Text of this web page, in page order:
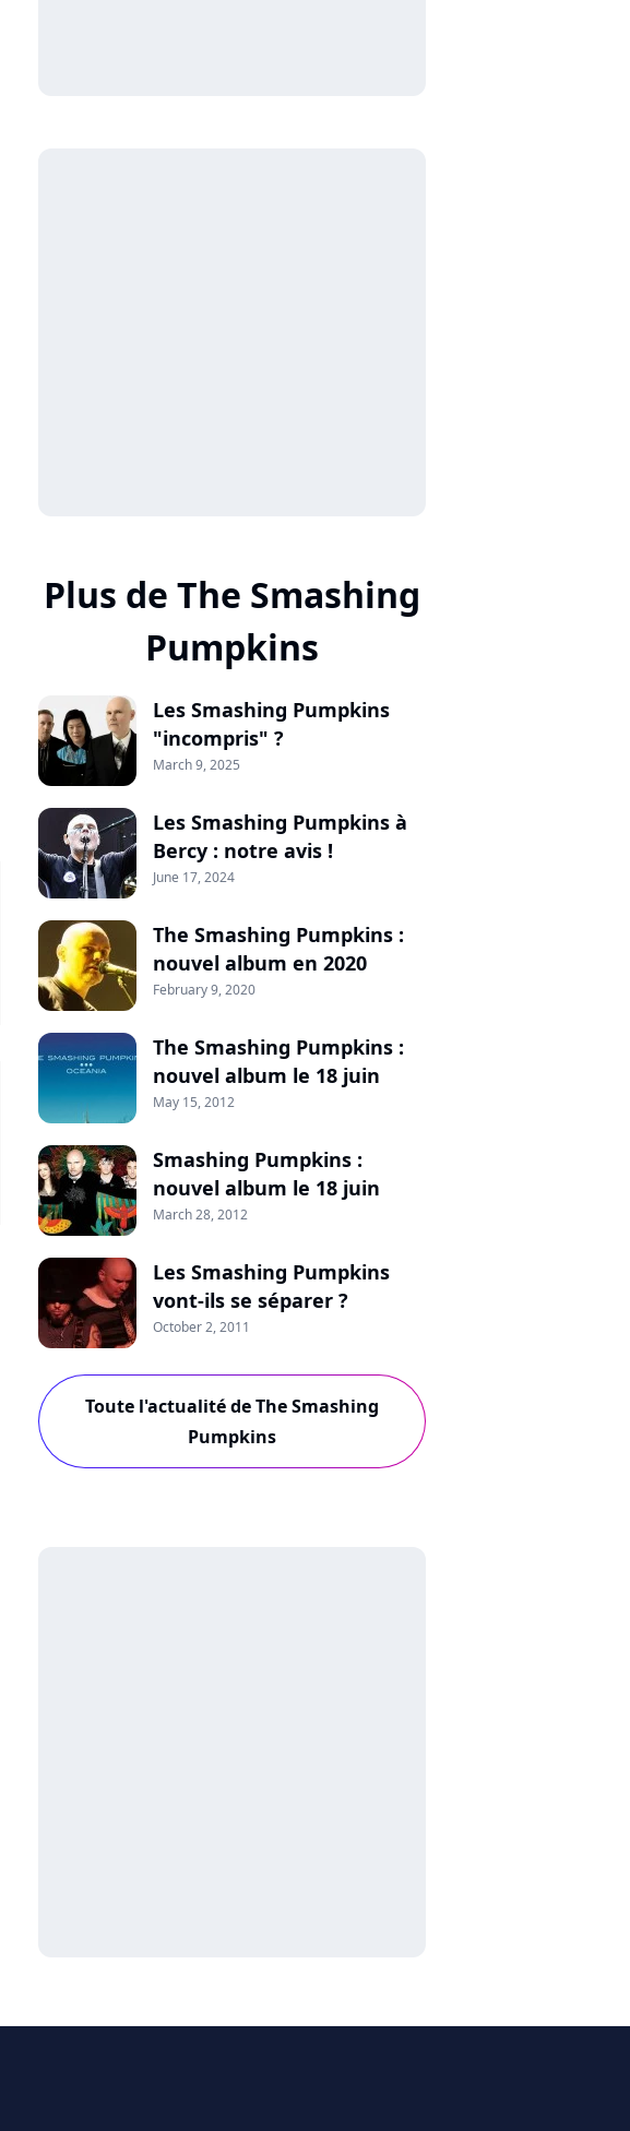
Plus de The Smashing
Pumpkins
Les Smashing Pumpkins
"incompris" ?
March 9, 2025
Les Smashing Pumpkins à
Bercy : notre avis !
June 17, 2024
The Smashing Pumpkins :
nouvel album en 2020
February 9, 2020
The Smashing Pumpkins :
nouvel album le 18 juin
May 15, 2012
Smashing Pumpkins :
nouvel album le 18 juin
March 28, 2012
Les Smashing Pumpkins
vont-ils se séparer ?
October 2, 2011
Toute l'actualité de The Smashing
Pumpkins